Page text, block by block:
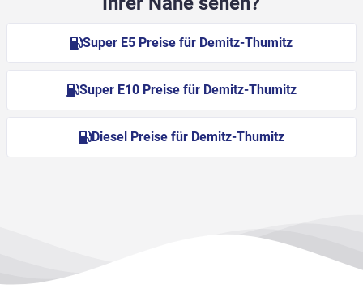
Super E5 Preise für Demitz-Thumitz
Super E10 Preise für Demitz-Thumitz
Diesel Preise für Demitz-Thumitz